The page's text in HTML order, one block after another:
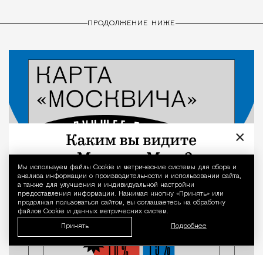
Уведомление
Мы используем файлы Сookie и метрические системы для сбора и
анализа информации о производительности и использовании сайта,
а также для улучшения и индивидуальной настройки
предоставления информации. Нажимая кнопку «Принять» или
продолжая пользоваться сайтом, вы соглашаетесь на обработку
файлов Cookie и данных метрических систем.
Принять Подробнее
ПРОДОЛЖЕНИЕ НИЖЕ
×